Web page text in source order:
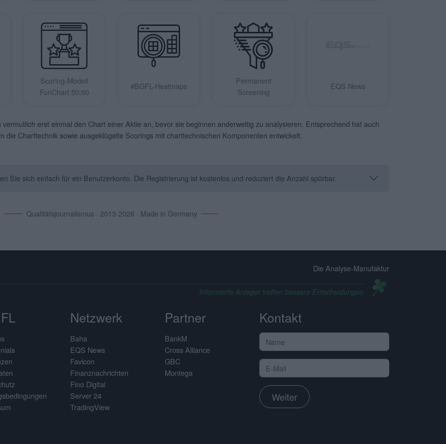
Scoring-Modell
FunChart 50:50
#BGFL-Heatmaps
Permanent
Screening
EQS News
erst einmal den Chart einer Aktie an, bevor sie beginnen anderweitig zu analysieren. Entsprechend hat auch
Charttechnik sowie ausgeklügelte Scorings mit charttechnischen Komponenten entwickelt.
Sie sich einfach für ein Benutzerkonto. Die Registrierung ist kostenlos und reduziert die Anzahl spürbar.
Qualitätsjournalismus · 2013-2026 · Made in Germany
Die Analyse-Manufaktur
Informierte Anleger treffen bessere Entscheidungen
Netzwerk
Baha
EQS News
Favicon
Finanznachrichten
Fino Digital
Server 24
TradingView
Partner
BankM
Cross Alliance
GBC
Montega
Kontakt
Weiter